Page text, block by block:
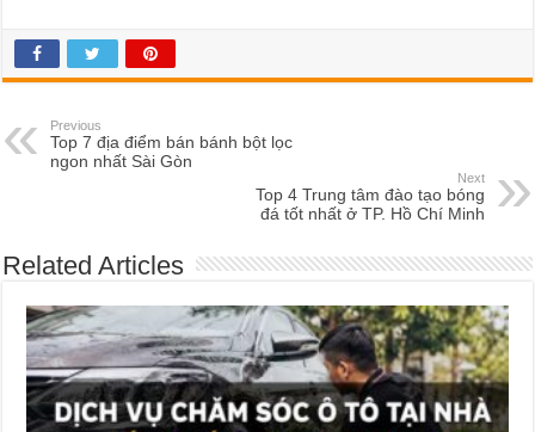
Previous
Top 7 địa điểm bán bánh bột lọc
ngon nhất Sài Gòn
Next
Top 4 Trung tâm đào tạo bóng
đá tốt nhất ở TP. Hồ Chí Minh
Related Articles